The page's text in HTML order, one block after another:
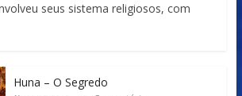
seus sistema religiosos, com
Huna – O Segredo